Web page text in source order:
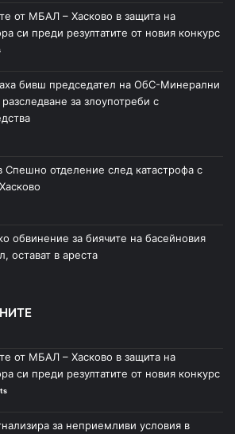
от МБАЛ – Хасково в защита на
си преди резултатите от новия конкурс
бивш председател на ОбС-Минерални
за злоупотреби с
Спешно отделение след катастрофа с
обвинение за биячите на басейновия
остават в ареста
от МБАЛ – Хасково в защита на
си преди резултатите от новия конкурс
за неприемливи условия в